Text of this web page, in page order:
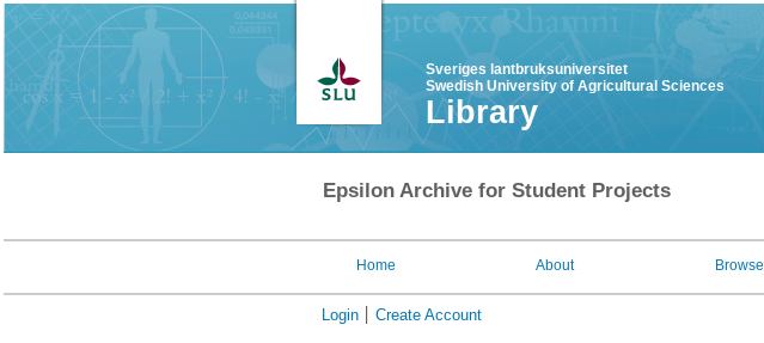
Sveriges lantbruksuniversitet
Swedish University of Agricultural Sciences
Library
Epsilon Archive for Student Projects
Home About Browse
Login Create Account